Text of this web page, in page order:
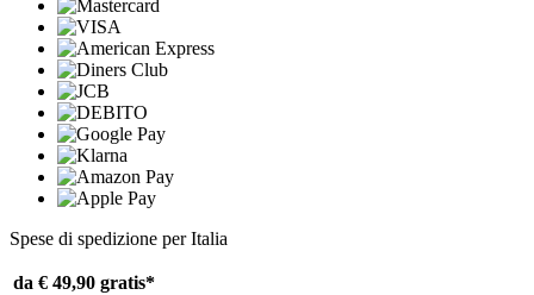
Spese di spedizione per Italia
da € 49,90 gratis*